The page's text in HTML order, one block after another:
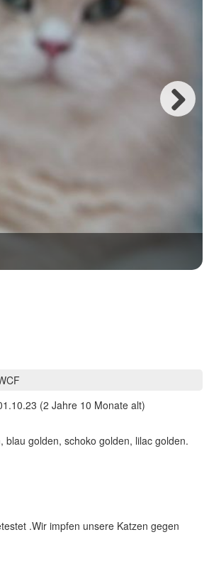
(2 Jahre 10 Monate alt)
golden, schoko golden, lilac golden.
.Wir impfen unsere Katzen gegen